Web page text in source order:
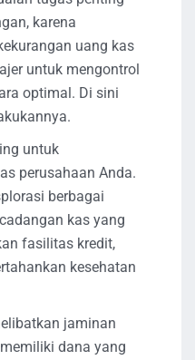
karena
uang kas
untuk mengontrol
optimal. Di sini
untuk
perusahaan Anda.
berbagai
kas yang
fasilitas kredit,
kesehatan
jaminan
dana yang